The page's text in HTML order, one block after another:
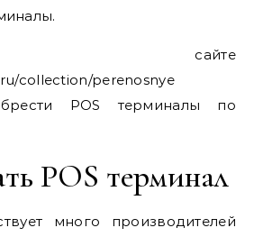
collection/perenosnye
POS терминалы по
POS терминал
много производителей